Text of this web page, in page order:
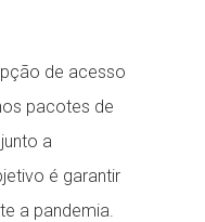
de acesso
pacotes de
a
é garantir
a pandemia.